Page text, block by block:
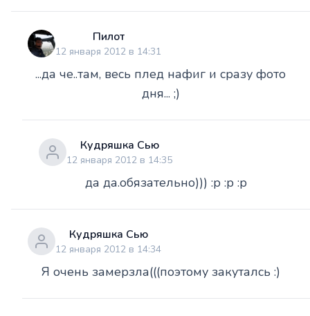
Пилот
12 января 2012 в 14:31
...да че..там, весь плед нафиг и сразу фото
дня... ;)
Кудряшка Сью
12 января 2012 в 14:35
да да.обязательно))) :p :p :p
Кудряшка Сью
12 января 2012 в 14:34
Я очень замерзла(((поэтому закуталсь :)